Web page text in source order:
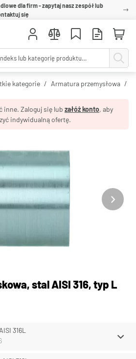
dla firm - zapytaj nasz zespół lub
się
kategorie Armatura przemysłowa
inne. Zaloguj się lub załóż konto, aby
indywidualną ofertę.
stal AISI 316, typ L
316L